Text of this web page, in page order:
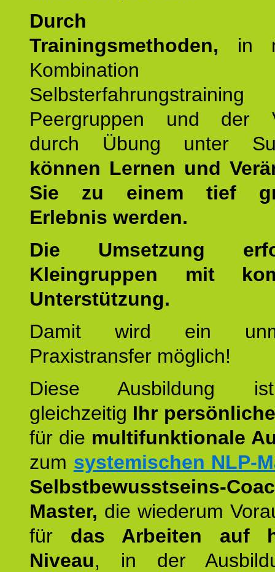
Durch
Trainingsmethoden, in
Peergruppen und der
durch Übung unter
können Lernen und
Sie zu einem tief
Erlebnis werden.
Die Umsetzung
Kleingruppen mit
Unterstützung.
Damit wird ein
Praxistransfer möglich!
Diese Ausbildung
gleichzeitig Ihr
für die multifunktionale
zum systemischen NLP-
Selbstbewusstseins-
Master, die wiederum
für das Arbeiten auf
Niveau, in der